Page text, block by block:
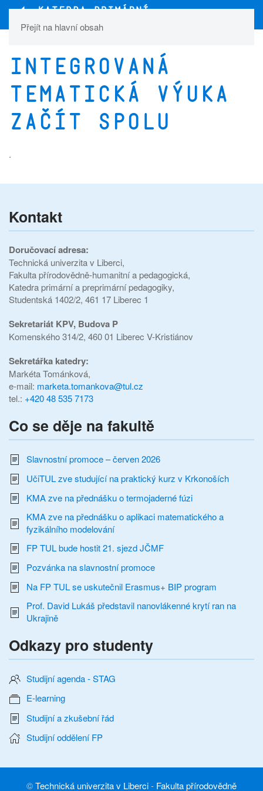
Přejít na hlavní obsah
Integrovaná
tematická výuka
Začít spolu
.
Kontakt
Doručovací adresa:
Technická univerzita v Liberci,
Fakulta přírodovědně-humanitní a pedagogická,
Katedra primární a preprimární pedagogiky,
Studentská 1402/2, 461 17 Liberec 1
Sekretariát KPV, Budova P
Komenského 314/2, 460 01 Liberec V-Kristiánov
Sekretářka katedry:
Markéta Tománková,
e-mail: marketa.tomankova@tul.cz
tel.: +420 48 535 7173
Co se děje na fakultě
Slavnostní promoce – červen 2026
UčiTUL zve studující na praktický kurz v Krkonoších
KMA zve na přednášku o termojaderné fúzi
KMA zve na přednášku o aplikaci matematického a
fyzikálního modelování
FP TUL bude hostit 21. sjezd JČMF
Pozvánka na slavnostní promoce
Na FP TUL se uskutečnil Erasmus+ BIP program
Prof. David Lukáš představil nanovlákenné krytí ran na
Ukrajině
Odkazy pro studenty
Studijní agenda - STAG
E-learning
Studijní a zkušební řád
Studijní oddělení FP
©Technická univerzita v Liberci- Fakulta přírodovědně